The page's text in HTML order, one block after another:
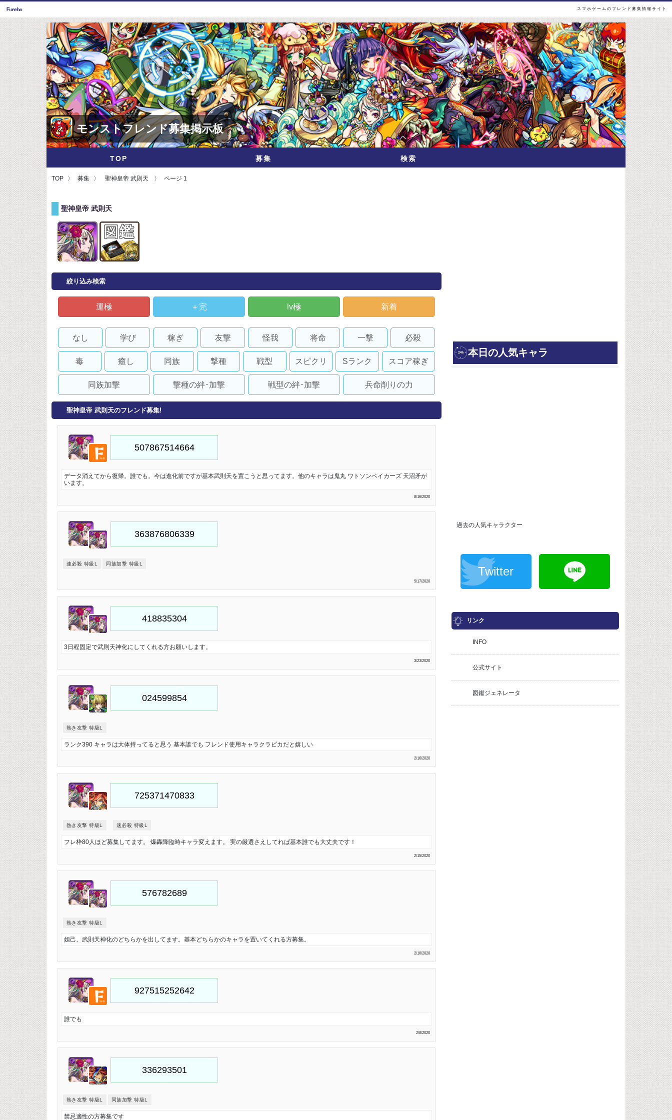
スマホゲームのフレンド募集情報サイト
モンストフレンド募集掲示板
TOP 募集 検索
TOP 募集 聖神皇帝 武則天 ページ 1
聖神皇帝 武則天
絞り込み検索
運極 ＋完 lv極 新着
なし 学び 稼ぎ 友撃 怪我 将命 一撃 必殺
毒 癒し 同族 撃種 戦型 スピクリ Sランク スコア稼ぎ
同族加撃 撃種の絆･加撃 戦型の絆･加撃 兵命削りの力
聖神皇帝 武則天のフレンド募集!
データ消えてから復帰。誰でも。今は進化前ですが基本武則天を置こうと思ってます。他のキャラは鬼丸 ワトソンベイカーズ 天沼矛が
います。
8/16/2020
速必殺 特級L 同族加撃 特級L
5/17/2020
3日程固定で武則天神化にしてくれる方お願いします。
3/23/2020
熱き友撃 特級L
ランク390 キャラは大体持ってると思う 基本誰でも フレンド使用キャラクラピカだと嬉しい
2/16/2020
熱き友撃 特級L 速必殺 特級L
フレ枠80人ほど募集してます。 爆轟降臨時キャラ変えます。 実の厳選さえしてれば基本誰でも大丈夫です！
2/15/2020
熱き友撃 特級L
妲己、武則天神化のどちらかを出してます。基本どちらかのキャラを置いてくれる方募集。
2/10/2020
誰でも
2/8/2020
熱き友撃 特級L 同族加撃 特級L
禁忌適性の方募集です
過去の人気キャラクター
Twitter
リンク
INFO
公式サイト
図鑑ジェネレータ